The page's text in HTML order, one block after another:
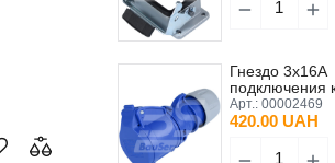
Гнездо 3x16А
подключения
переносное
Арт.: 00002469
420.00 UAH